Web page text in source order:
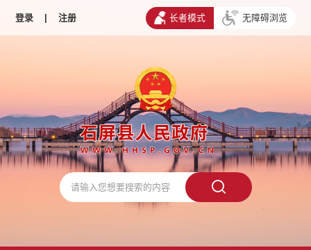
登录 | 注册 长者模式 无障碍浏览